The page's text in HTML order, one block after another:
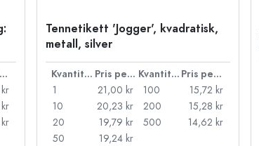
Pris per styck
Tennetikett 'Jogger', kvadratisk,
metall, silver
Kvantitet Pris per styck Kvantitet
Pris per styck
1
21,00 kr
10
20,23 kr
20
19,79 kr
50
19,24 kr
100
15,72 kr
200
15,28 kr
500
14,62 kr